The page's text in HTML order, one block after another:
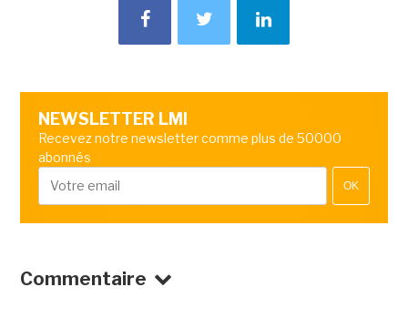
NEWSLETTER LMI
Recevez notre newsletter comme plus de 50000
abonnés
OK
Commentaire